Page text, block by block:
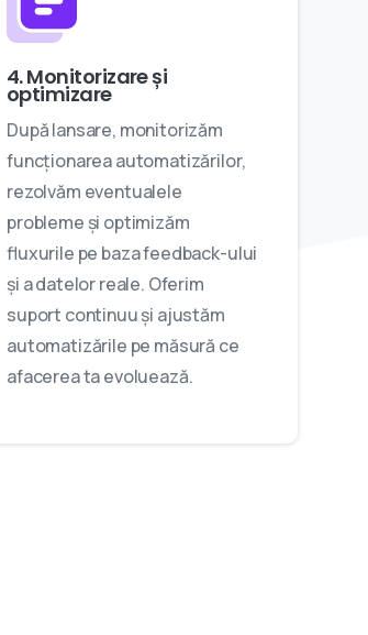
4. Monitorizare și
optimizare
După lansare, monitorizăm
funcționarea automatizărilor,
rezolvăm eventualele
probleme și optimizăm
fluxurile pe baza feedback-ului
și a datelor reale. Oferim
suport continuu și ajustăm
automatizările pe măsură ce
afacerea ta evoluează.